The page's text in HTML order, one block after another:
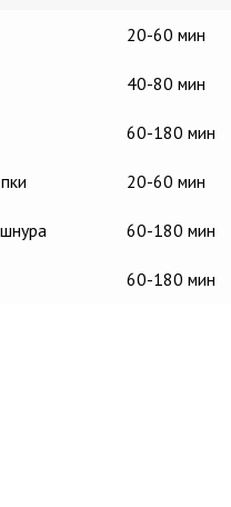
20-60 мин
40-80 мин
60-180 мин
20-60 мин
60-180 мин
60-180 мин